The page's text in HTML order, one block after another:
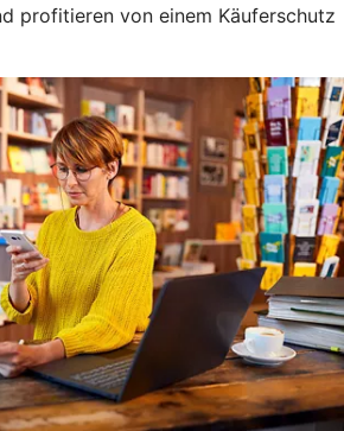
profitieren von einem Käuferschutz